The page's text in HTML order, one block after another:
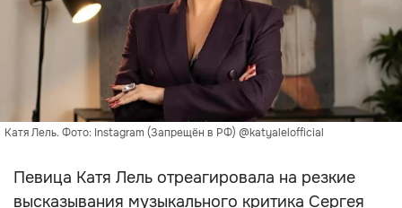
Катя Лель. Фото: Instagram (Запрещён в РФ) @katyalelofficial
Певица Катя Лель отреагировала на резкие
высказывания музыкального критика Сергея